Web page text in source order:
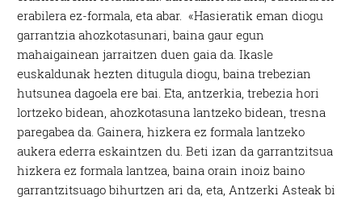
erabilera ez-formala, eta abar. «Hasieratik eman diogu
garrantzia ahozkotasunari, baina gaur egun
mahaigainean jarraitzen duen gaia da. Ikasle
euskaldunak hezten ditugula diogu, baina trebezian
hutsunea dagoela ere bai. Eta, antzerkia, trebezia hori
lortzeko bidean, ahozkotasuna lantzeko bidean, tresna
paregabea da. Gainera, hizkera ez formala lantzeko
aukera ederra eskaintzen du. Beti izan da garrantzitsua
hizkera ez formala lantzea, baina orain inoiz baino
garrantzitsuago bihurtzen ari da, eta, Antzerki Asteak bi